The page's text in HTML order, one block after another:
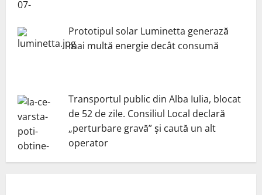
Prototipul solar Luminetta generază
mai multă energie decât consumă
Transportul public din Alba Iulia, blocat
de 52 de zile. Consiliul Local declară
„perturbare gravă” și caută un alt
operator